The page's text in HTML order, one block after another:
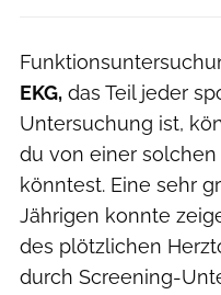
EKG, das Teil jeder
Untersuchung ist,
du von einer
könntest. Eine sehr
Jährigen konnte
des plötzlichen
durch Screening-